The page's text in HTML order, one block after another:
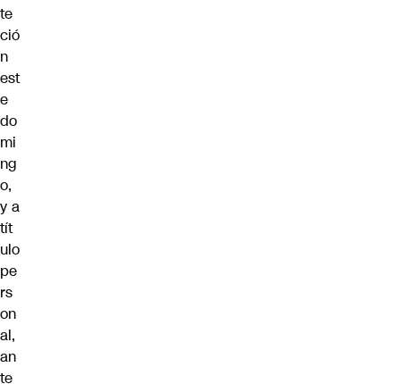
te
ció
n
est
e
do
mi
ng
o,
y a
tít
ulo
pe
rs
on
al,
an
te